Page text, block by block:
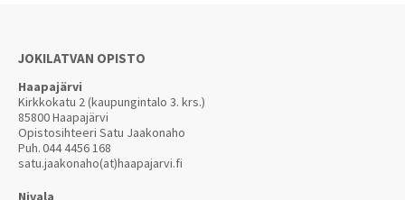
JOKILATVAN OPISTO
Haapajärvi
Kirkkokatu 2 (kaupungintalo 3. krs.)
85800 Haapajärvi
Opistosihteeri Satu Jaakonaho
Puh.044 4456 168
satu.jaakonaho(at)haapajarvi.fi
Nivala